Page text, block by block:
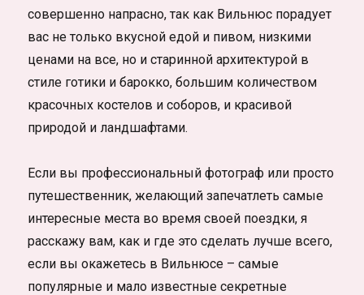
совершенно напрасно, так как Вильнюс порадует
вас не только вкусной едой и пивом, низкими
ценами на все, но и старинной архитектурой в
стиле готики и барокко, большим количеством
красочных костелов и соборов, и красивой
природой и ландшафтами.
Если вы профессиональный фотограф или просто
путешественник, желающий запечатлеть самые
интересные места во время своей поездки, я
расскажу вам, как и где это сделать лучше всего,
если вы окажетесь в Вильнюсе – самые
популярные и мало известные секретные